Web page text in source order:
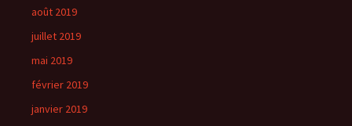
août 2019
juillet 2019
mai 2019
février 2019
janvier 2019